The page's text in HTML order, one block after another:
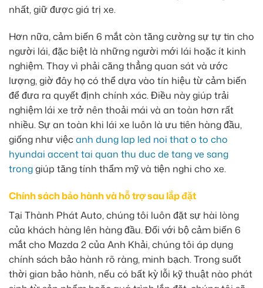
nhất, giữ được giá trị xe.
Hơn nữa, cảm biến 6 mắt còn tăng cường sự tự tin cho
người lái, đặc biệt là những người mới lái hoặc ít kinh
nghiệm. Thay vì phải căng thẳng quan sát và ước
lượng, giờ đây họ có thể dựa vào tín hiệu từ cảm biến
để đưa ra quyết định chính xác. Điều này giúp trải
nghiệm lái xe trở nên thoải mái và an toàn hơn rất
nhiều. Sự an toàn khi lái xe luôn là ưu tiên hàng đầu,
giống như việcanh dung lap led noi that o to cho
hyundai accent tai quan thu duc de tang ve sang
tronggiúp tăng tính thẩm mỹ và tiện nghi cho xe.
Chính sách bảo hành và hỗ trợ sau lắp đặt
Tại Thành Phát Auto, chúng tôi luôn đặt sự hài lòng
của khách hàng lên hàng đầu. Đối với bộ cảm biến 6
mắt cho Mazda 2 của Anh Khải, chúng tôi áp dụng
chính sách bảo hành rõ ràng, minh bạch. Trong suốt
thời gian bảo hành, nếu có bất kỳ lỗi kỹ thuật nào phát